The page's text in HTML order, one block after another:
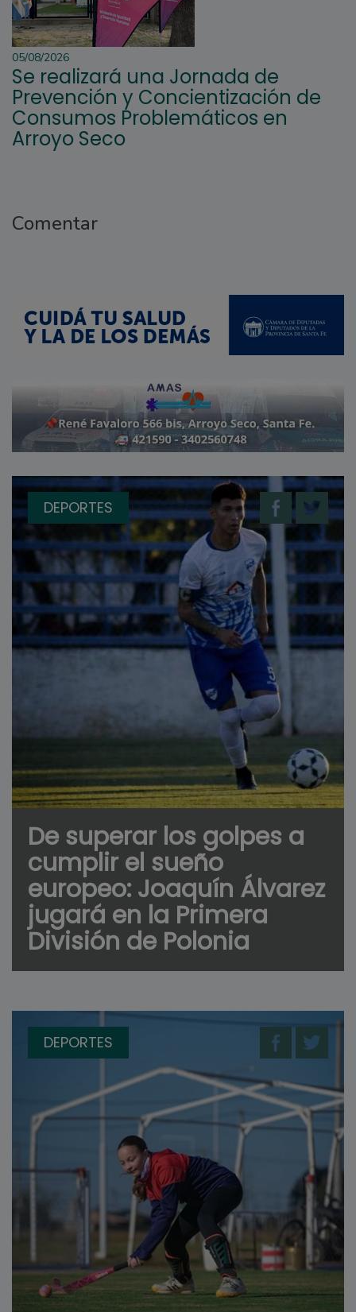
05/08/2026
Se realizará una Jornada de
Prevención y Concientización de
Consumos Problemáticos en
Arroyo Seco
Comentar
DEPORTES
De superar los golpes a
cumplir el sueño
europeo: Joaquín Álvarez
jugará en la Primera
División de Polonia
DEPORTES